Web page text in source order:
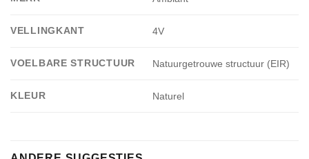
VELLINGKANT 4V
VOELBARE STRUCTUUR Natuurgetrouwe structuur (EIR)
KLEUR Naturel